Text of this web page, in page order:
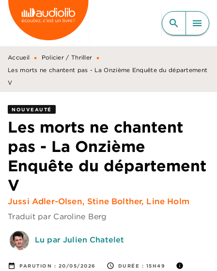
MENU RECHERCHE
CONTENU
PIED DE PAGE
search menu
Accueil • Policier / Thriller •
Les morts ne chantent pas - La Onzième Enquête du département
V
NOUVEAUTÉ
Les morts ne chantent
pas - La Onzième
Enquête du département
V
Jussi Adler-Olsen, Stine Bolther, Line Holm
Traduit par Caroline Berg
Lu par Julien Chatelet
date_range PARUTION : 20/05/2026 access_time DURÉE : 15H49 info